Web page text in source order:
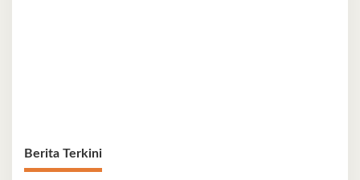
Berita Terkini